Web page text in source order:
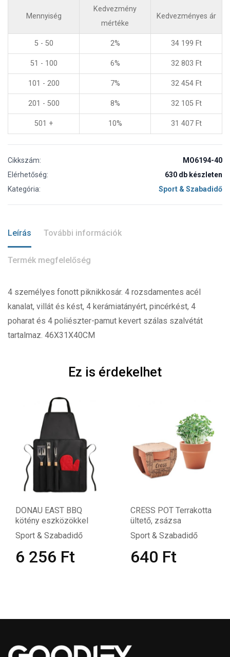
Mennyiség
Kedvezmény
mértéke
Kedvezményes ár
5 - 50 2% 34 199 Ft
51 - 100 6% 32 803 Ft
101 - 200 7% 32 454 Ft
201 - 500 8% 32 105 Ft
501 + 10% 31 407 Ft
Cikkszám:
MO6194-40
Elérhetőség:
630 db készleten
Kategória:
Sport & Szabadidő
Leírás További információk
Termék megfelelőség
4 személyes fonott piknikkosár. 4 rozsdamentes acél
kanalat, villát és kést, 4 kerámiatányért, pincérkést, 4
poharat és 4 poliészter-pamut kevert szálas szalvétát
tartalmaz. 46X31X40CM
Ez is érdekelhet
DONAU EAST BBQ
kötény eszközökkel
Sport & Szabadidő
6 256 Ft
CRESS POT Terrakotta
ültető, zsázsa
Sport & Szabadidő
640 Ft